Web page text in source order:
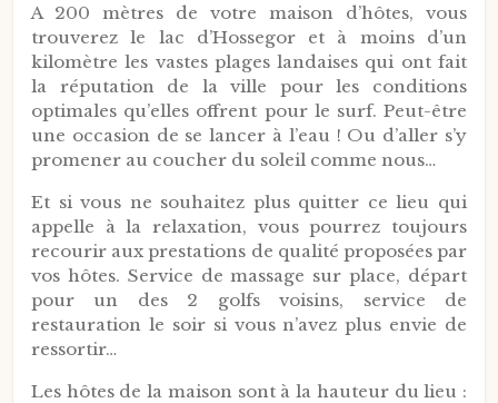
A 200 mètres de votre maison d’hôtes, vous
trouverez le lac d’Hossegor et à moins d’un
kilomètre les vastes plages landaises qui ont fait
la réputation de la ville pour les conditions
optimales qu’elles offrent pour le surf. Peut-être
une occasion de se lancer à l’eau ! Ou d’aller s’y
promener au coucher du soleil comme nous…
Et si vous ne souhaitez plus quitter ce lieu qui
appelle à la relaxation, vous pourrez toujours
recourir aux prestations de qualité proposées par
vos hôtes. Service de massage sur place, départ
pour un des 2 golfs voisins, service de
restauration le soir si vous n’avez plus envie de
ressortir…
Les hôtes de la maison sont à la hauteur du lieu :